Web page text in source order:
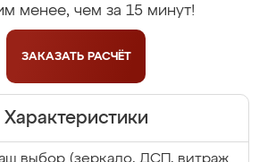
менее, чем за 15 минут!
ЗАКАЗАТЬ РАСЧЁТ
Характеристики